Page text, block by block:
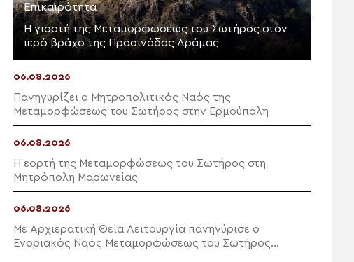
Επικαιρότητα
Η γιορτή της Μεταμορφώσεως του Σωτήρος στον
ιερό βράχο της Πρασινάδας Δράμας
06.08.2026
Πανηγυρίζει ο Μητροπολιτικός Ναός της
Μεταμορφώσεως του Σωτήρος στην Ερμούπολη
06.08.2026
Η εορτή της Μεταμορφώσεως του Σωτήρος στη
Μητρόπολη Μαρωνείας
06.08.2026
Με Αρχιερατική Θεία Λειτουργία πανηγύρισε ο
Ενοριακός Ναός Μεταμορφώσεως του Σωτήρος